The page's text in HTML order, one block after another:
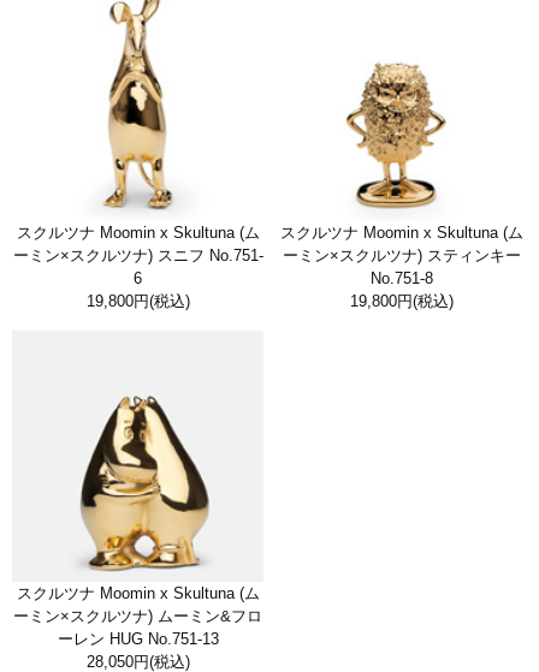
スクルツナ Moomin x Skultuna (ム
ーミン×スクルツナ) スニフ No.751-
6
19,800円(税込)
スクルツナ Moomin x Skultuna (ム
ーミン×スクルツナ) スティンキー
No.751-8
19,800円(税込)
スクルツナ Moomin x Skultuna (ム
ーミン×スクルツナ) ムーミン&フロ
ーレン HUG No.751-13
28,050円(税込)